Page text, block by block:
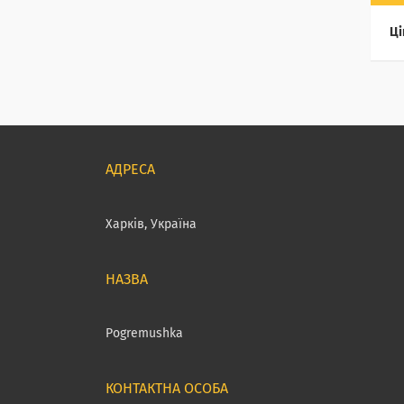
Харків, Україна
Pogremushka